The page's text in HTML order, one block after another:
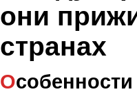
они
странах